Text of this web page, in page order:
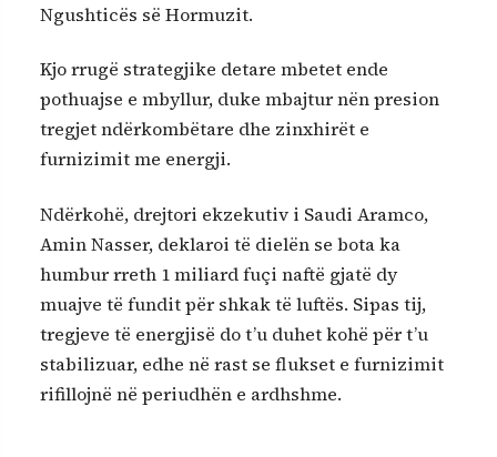
Ngushticës së Hormuzit.
Kjo rrugë strategjike detare mbetet ende
pothuajse e mbyllur, duke mbajtur nën presion
tregjet ndërkombëtare dhe zinxhirët e
furnizimit me energji.
Ndërkohë, drejtori ekzekutiv i Saudi Aramco,
Amin Nasser, deklaroi të dielën se bota ka
humbur rreth 1 miliard fuçi naftë gjatë dy
muajve të fundit për shkak të luftës. Sipas tij,
tregjeve të energjisë do t’u duhet kohë për t’u
stabilizuar, edhe në rast se flukset e furnizimit
rifillojnë në periudhën e ardhshme.